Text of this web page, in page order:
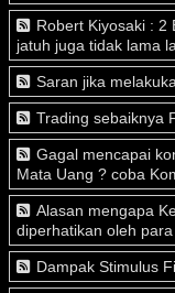
Robert Kiyosaki : 2
jatuh juga tidak lama
Saran jika
Trading sebaiknya
Gagal mencapai
Mata Uang ? coba
Alasan mengapa
diperhatikan oleh
Dampak Stimulus